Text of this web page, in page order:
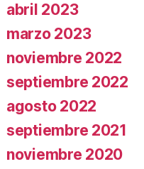
abril 2023
marzo 2023
noviembre 2022
septiembre 2022
agosto 2022
septiembre 2021
noviembre 2020